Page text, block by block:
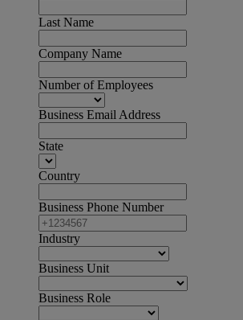
Last Name
Company Name
Number of Employees
Business Email Address
State
Country
Business Phone Number
Industry
Business Unit
Business Role